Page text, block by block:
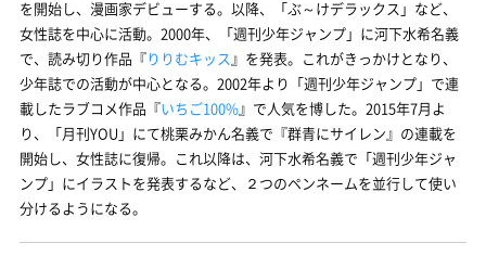
を開始し、漫画家デビューする。以降、「ぶ～けデラックス」など、
女性誌を中心に活動。2000年、「週刊少年ジャンプ」に河下水希名義
で、読み切り作品『りりむキッス』を発表。これがきっかけとなり、
少年誌での活動が中心となる。2002年より「週刊少年ジャンプ」で連
載したラブコメ作品『いちご100%』で人気を博した。2015年7月よ
り、「月刊YOU」にて桃栗みかん名義で『群青にサイレン』の連載を
開始し、女性誌に復帰。これ以降は、河下水希名義で「週刊少年ジャ
ンプ」にイラストを発表するなど、２つのペンネームを並行して使い
分けるようになる。